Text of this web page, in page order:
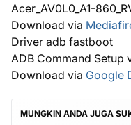
Acer_AV0L0_A1-
Download via
Driver adb fastboot
ADB Command Setup
Download via Google
MUNGKIN ANDA JUGA